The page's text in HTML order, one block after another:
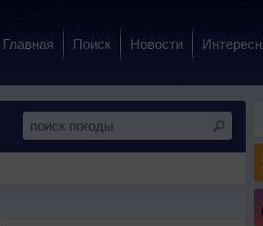
Главная Поиск Новости